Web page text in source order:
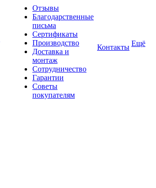
Отзывы
Благодарственные
письма
Сертификаты
Производство
Доставка и
монтаж
Сотрудничество
Гарантии
Советы
покупателям
Контакты Ещё